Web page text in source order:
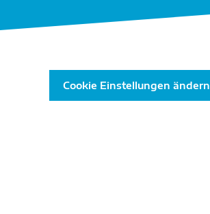
Cookie Einstellungen ändern